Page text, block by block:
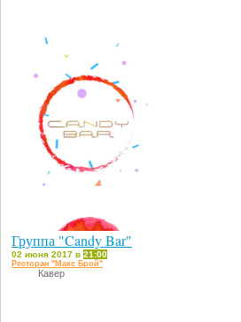
Группа "Candy Bar"
02 июня 2017 в 21:00
Ресторан "Макс Брой"
Кавер